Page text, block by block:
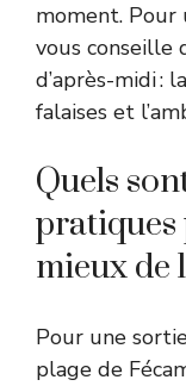
moment. Pour
vous conseille
d’après-midi :
falaises et
Quels
mieux de
Pour une
plage de